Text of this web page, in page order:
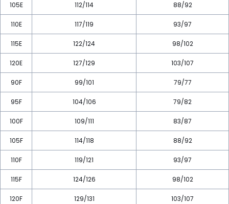
105E 112/114 88/92
110E 117/119 93/97
115E 122/124 98/102
120E 127/129 103/107
90F 99/101 79/77
95F 104/106 79/82
100F 109/111 83/87
105F 114/118 88/92
110F 119/121 93/97
115F 124/126 98/102
120F 129/131 103/107